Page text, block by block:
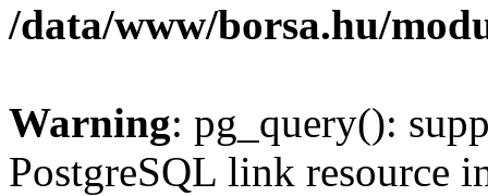
/data/www/borsa.hu/
Warning: pg_query():
PostgreSQL link resource